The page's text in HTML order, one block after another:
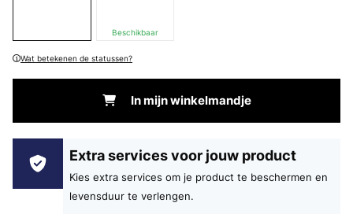
Beschikbaar
Wat betekenen de statussen?
In mijn winkelmandje
Extra services voor jouw product
Kies extra services om je product te beschermen en
levensduur te verlengen.